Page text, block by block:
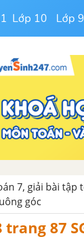
Lớp 10 Lớp 9
7, giải bài tập
góc
trang 87